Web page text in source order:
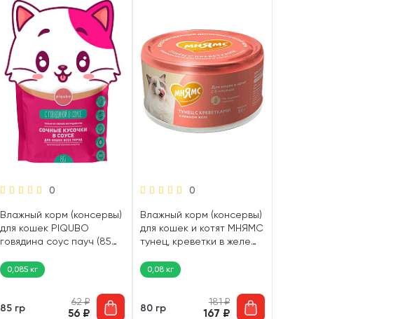
0
Влажный корм (консервы)
для кошек PIQUBO
говядина соус пауч (85
0,085 кг
85 гр
62₽
56 ₽
0
Влажный корм (консервы)
для кошек и котят МНЯМС
тунец, креветки в желе
0,08 кг
80 гр
181₽
167 ₽